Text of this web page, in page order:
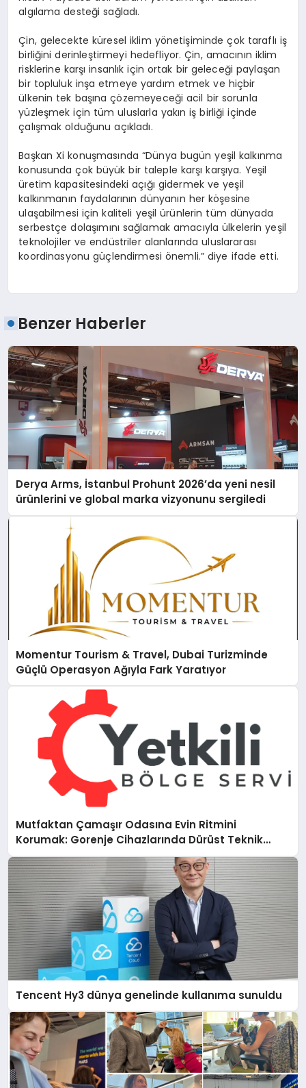
algılama desteği sağladı.
Çin, gelecekte küresel iklim yönetişiminde çok taraflı iş
birliğini derinleştirmeyi hedefliyor. Çin, amacının iklim
risklerine karşı insanlık için ortak bir geleceği paylaşan
bir topluluk inşa etmeye yardım etmek ve hiçbir
ülkenin tek başına çözemeyeceği acil bir sorunla
yüzleşmek için tüm uluslarla yakın iş birliği içinde
çalışmak olduğunu açıkladı.
Başkan Xi konuşmasında “Dünya bugün yeşil kalkınma
konusunda çok büyük bir taleple karşı karşıya. Yeşil
üretim kapasitesindeki açığı gidermek ve yeşil
kalkınmanın faydalarının dünyanın her köşesine
ulaşabilmesi için kaliteli yeşil ürünlerin tüm dünyada
serbestçe dolaşımını sağlamak amacıyla ülkelerin yeşil
teknolojiler ve endüstriler alanlarında uluslararası
koordinasyonu güçlendirmesi önemli.” diye ifade etti.
Benzer Haberler
Derya Arms, İstanbul Prohunt 2026’da yeni nesil
ürünlerini ve global marka vizyonunu sergiledi
Momentur Tourism & Travel, Dubai Turizminde
Güçlü Operasyon Ağıyla Fark Yaratıyor
Mutfaktan Çamaşır Odasına Evin Ritmini
Korumak: Gorenje Cihazlarında Dürüst Teknik
Destek Deneyimi
Tencent Hy3 dünya genelinde kullanıma sunuldu